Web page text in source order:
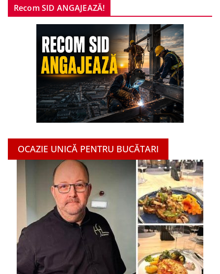
Recom SID ANGAJEAZĂ!
OCAZIE UNICĂ PENTRU BUCĂTARI